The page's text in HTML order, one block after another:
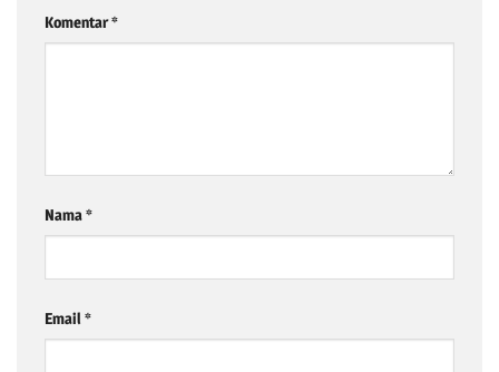
Komentar*
Nama*
Email *